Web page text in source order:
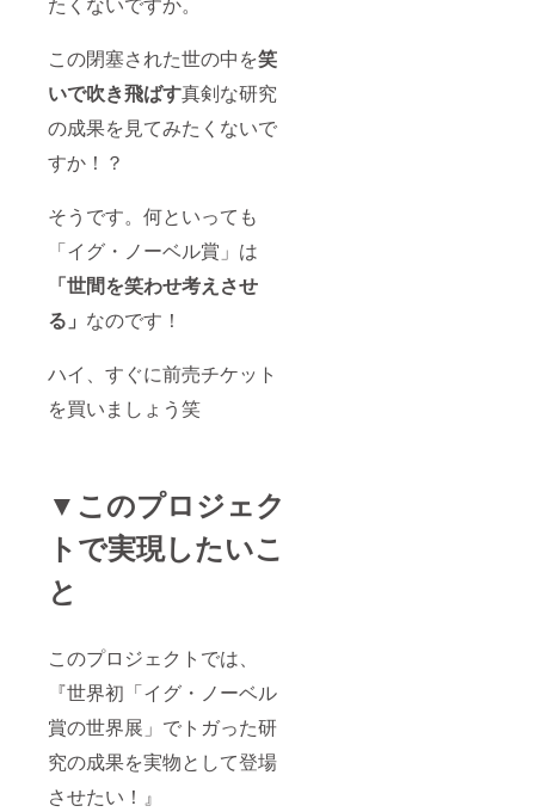
この閉塞された世の中を笑
いで吹き飛ばす真剣な研究
の成果を見てみたくないで
すか！？
そうです。何といっても
「イグ・ノーベル賞」は
「世間を笑わせ考えさせ
る」 なのです！
ハイ、すぐに前売チケット
を買いましょう笑
▼このプロジェク
トで実現したいこ
と
このプロジェクトでは、
『世界初「イグ・ノーベル
賞の世界展」でトガった研
究の成果を実物として登場
させたい！』